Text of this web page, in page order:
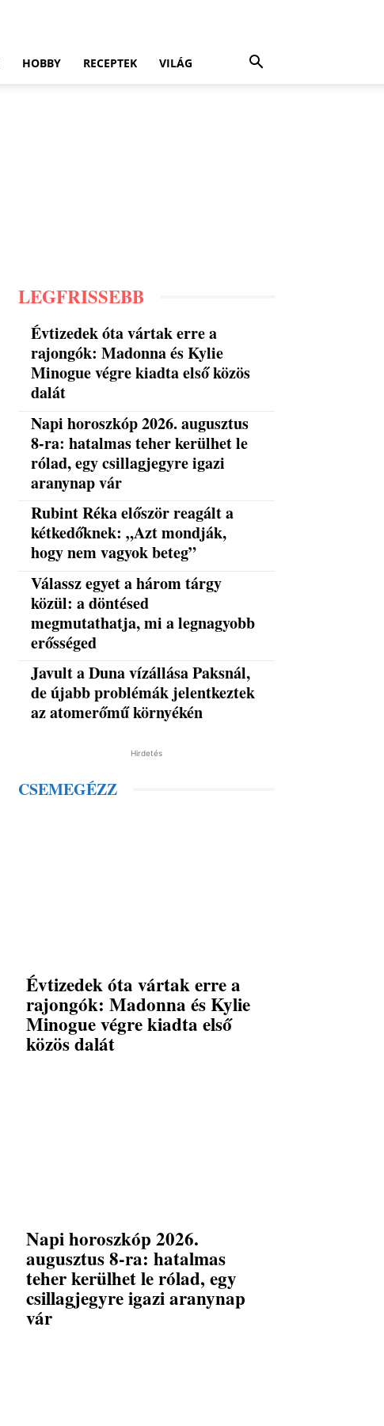
HOBBY RECEPTEK VILÁG
LEGFRISSEBB
Évtizedek óta vártak erre a
rajongók: Madonna és Kylie
Minogue végre kiadta első közös
dalát
Napi horoszkóp 2026. augusztus
8-ra: hatalmas teher kerülhet le
rólad, egy csillagjegyre igazi
aranynap vár
Rubint Réka először reagált a
kétkedőknek: „Azt mondják,
hogy nem vagyok beteg”
Válassz egyet a három tárgy
közül: a döntésed
megmutathatja, mi a legnagyobb
erősséged
Javult a Duna vízállása Paksnál,
de újabb problémák jelentkeztek
az atomerőmű környékén
Hirdetés
CSEMEGÉZZ
Évtizedek óta vártak erre a
rajongók: Madonna és Kylie
Minogue végre kiadta első
közös dalát
Napi horoszkóp 2026.
augusztus 8-ra: hatalmas
teher kerülhet le rólad, egy
csillagjegyre igazi aranynap
vár